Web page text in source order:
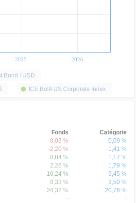
2025 2026
Bond I USD
ICE BofA US Corporate Index
Fonds
Catégorie
-0,03 %
0,09 %
-2,20 %
-1,41 %
0,84 %
1,17 %
2,26 %
1,79 %
10,24 %
9,45 %
0,33 %
3,50 %
24,32 %
20,78 %
-
-